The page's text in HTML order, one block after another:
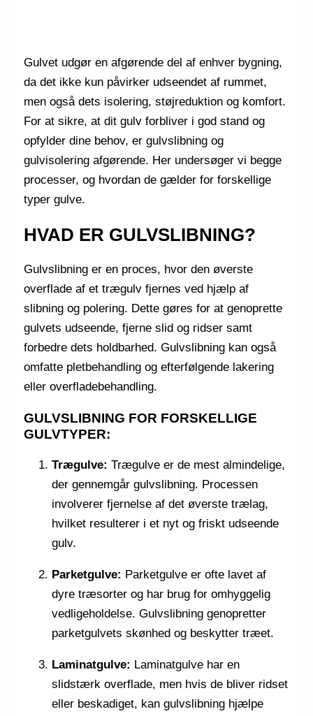
Gulvet udgør en afgørende del af enhver bygning,
da det ikke kun påvirker udseendet af rummet,
men også dets isolering, støjreduktion og komfort.
For at sikre, at dit gulv forbliver i god stand og
opfylder dine behov, er gulvslibning og
gulvisolering afgørende. Her undersøger vi begge
processer, og hvordan de gælder for forskellige
typer gulve.
HVAD ER GULVSLIBNING?
Gulvslibning er en proces, hvor den øverste
overflade af et trægulv fjernes ved hjælp af
slibning og polering. Dette gøres for at genoprette
gulvets udseende, fjerne slid og ridser samt
forbedre dets holdbarhed. Gulvslibning kan også
omfatte pletbehandling og efterfølgende lakering
eller overfladebehandling.
GULVSLIBNING FOR FORSKELLIGE
GULVTYPER:
Trægulve: Trægulve er de mest almindelige,
der gennemgår gulvslibning. Processen
involverer fjernelse af det øverste trælag,
hvilket resulterer i et nyt og friskt udseende
gulv.
Parketgulve: Parketgulve er ofte lavet af
dyre træsorter og har brug for omhyggelig
vedligeholdelse. Gulvslibning genopretter
parketgulvets skønhed og beskytter træet.
Laminatgulve: Laminatgulve har en
slidstærk overflade, men hvis de bliver ridset
eller beskadiget, kan gulvslibning hjælpe